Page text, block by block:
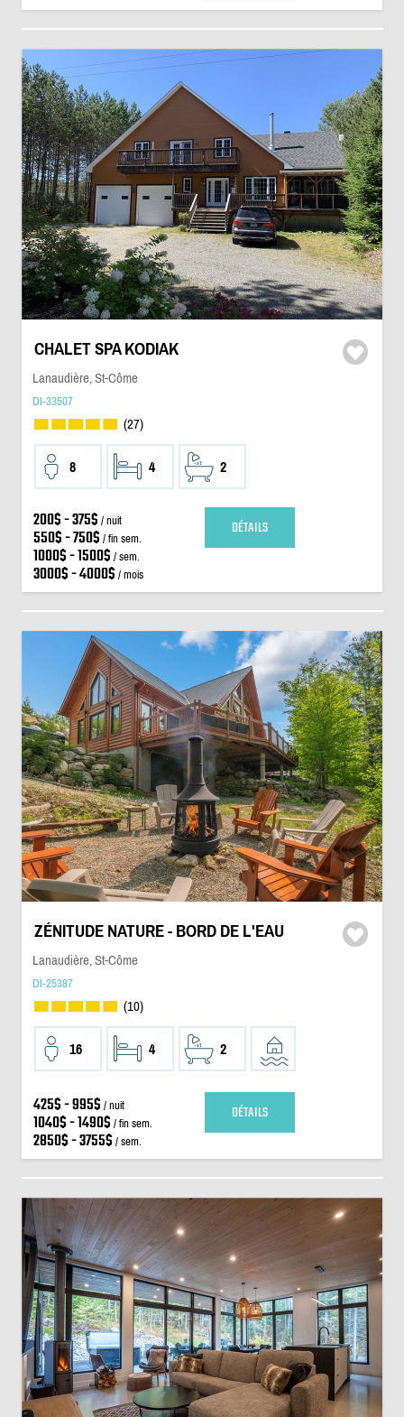
CHALET SPA KODIAK
Lanaudière, St-Côme
DI-33507
(27)
8 4 2
200$ - 375$ / nuit
550$ - 750$ / fin sem.
1000$ - 1500$ / sem.
3000$ - 4000$ / mois
DÉTAILS
ZÉNITUDE NATURE - BORD DE L'EAU
Lanaudière, St-Côme
DI-25387
(10)
16 4 2
425$ - 995$ / nuit
1040$ - 1490$ / fin sem.
2850$ - 3755$ / sem.
DÉTAILS